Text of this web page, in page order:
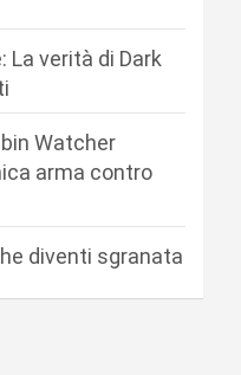
La verità di Dark
Watcher
arma contro
diventi sgranata